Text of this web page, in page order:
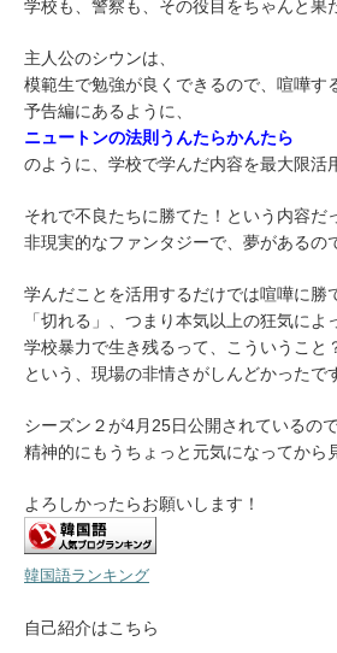
学校も、警察も、その役目をちゃんと果
主人公のシウンは、
模範生で勉強が良くできるので、喧嘩す
予告編にあるように、
ニュートンの法則うんたらかんたら
のように、学校で学んだ内容を最大限活
それで不良たちに勝てた！という内容だ
非現実的なファンタジーで、夢があるの
学んだことを活用するだけでは喧嘩に勝
「切れる」、つまり本気以上の狂気によ
学校暴力で生き残るって、こういうこと
という、現場の非情さがしんどかったで
シーズン２が4月25日公開されているので
精神的にもうちょっと元気になってから
よろしかったらお願いします！
韓国語ランキング
自己紹介はこちら